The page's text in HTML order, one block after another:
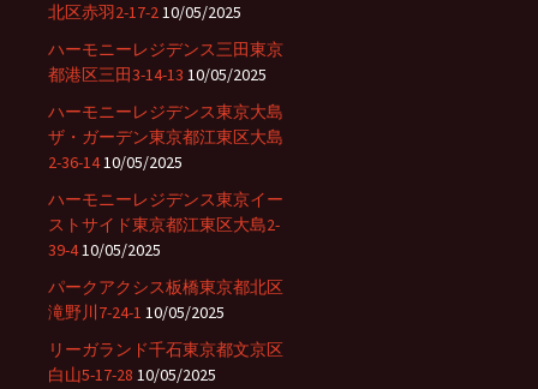
北区赤羽2-17-210/05/2025
ハーモニーレジデンス三田東京
都港区三田3-14-13 10/05/2025
ハーモニーレジデンス東京大島
ザ・ガーデン東京都江東区大島
2-36-1410/05/2025
ハーモニーレジデンス東京イー
ストサイド東京都江東区大島2-
39-410/05/2025
パークアクシス板橋東京都北区
滝野川7-24-1 10/05/2025
リーガランド千石東京都文京区
白山5-17-28 10/05/2025